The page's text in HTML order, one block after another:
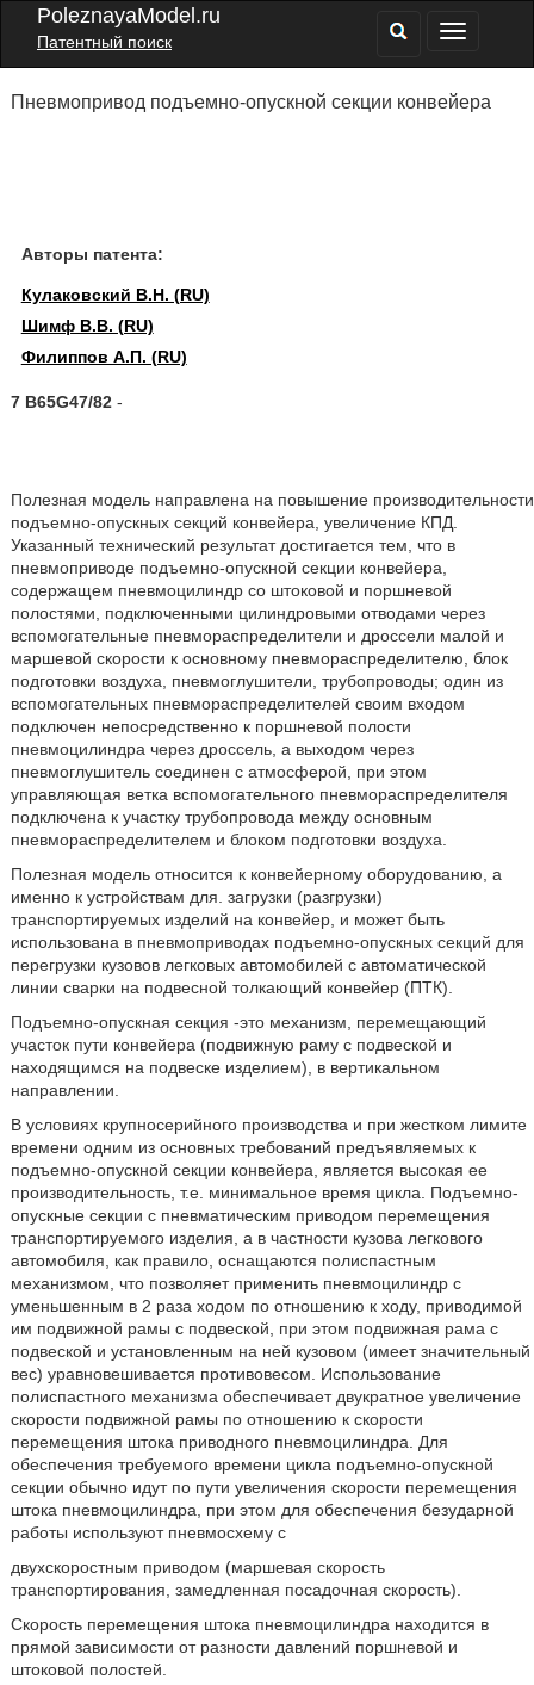
PoleznayaModel.ru
Патентный поиск
Пневмопривод подъемно-опускной секции конвейера
Авторы патента:
Кулаковский В.Н. (RU)
Шимф В.В. (RU)
Филиппов А.П. (RU)
7 B65G47/82-
Полезная модель направлена на повышение производительности
подъемно-опускных секций конвейера, увеличение КПД.
Указанный технический результат достигается тем, что в
пневмоприводе подъемно-опускной секции конвейера,
содержащем пневмоцилиндр со штоковой и поршневой
полостями, подключенными цилиндровыми отводами через
вспомогательные пневмораспределители и дроссели малой и
маршевой скорости к основному пневмораспределителю, блок
подготовки воздуха, пневмоглушители, трубопроводы; один из
вспомогательных пневмораспределителей своим входом
подключен непосредственно к поршневой полости
пневмоцилиндра через дроссель, а выходом через
пневмоглушитель соединен с атмосферой, при этом
управляющая ветка вспомогательного пневмораспределителя
подключена к участку трубопровода между основным
пневмораспределителем и блоком подготовки воздуха.
Полезная модель относится к конвейерному оборудованию, а
именно к устройствам для. загрузки (разгрузки)
транспортируемых изделий на конвейер, и может быть
использована в пневмоприводах подъемно-опускных секций для
перегрузки кузовов легковых автомобилей с автоматической
линии сварки на подвесной толкающий конвейер (ПТК).
Подъемно-опускная секция -это механизм, перемещающий
участок пути конвейера (подвижную раму с подвеской и
находящимся на подвеске изделием), в вертикальном
направлении.
В условиях крупносерийного производства и при жестком лимите
времени одним из основных требований предъявляемых к
подъемно-опускной секции конвейера, является высокая ее
производительность, т.е. минимальное время цикла. Подъемно-
опускные секции с пневматическим приводом перемещения
транспортируемого изделия, а в частности кузова легкового
автомобиля, как правило, оснащаются полиспастным
механизмом, что позволяет применить пневмоцилиндр с
уменьшенным в 2 раза ходом по отношению к ходу, приводимой
им подвижной рамы с подвеской, при этом подвижная рама с
подвеской и установленным на ней кузовом (имеет значительный
вес) уравновешивается противовесом. Использование
полиспастного механизма обеспечивает двукратное увеличение
скорости подвижной рамы по отношению к скорости
перемещения штока приводного пневмоцилиндра. Для
обеспечения требуемого времени цикла подъемно-опускной
секции обычно идут по пути увеличения скорости перемещения
штока пневмоцилиндра, при этом для обеспечения безударной
работы используют пневмосхему с
двухскоростным приводом (маршевая скорость
транспортирования, замедленная посадочная скорость).
Скорость перемещения штока пневмоцилиндра находится в
прямой зависимости от разности давлений поршневой и
штоковой полостей.